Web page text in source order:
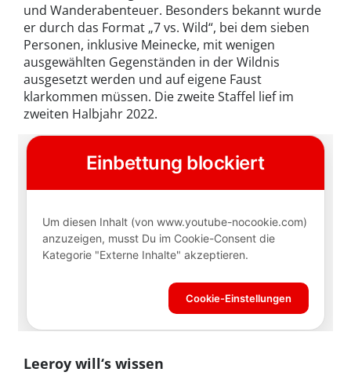
und Wanderabenteuer. Besonders bekannt wurde
er durch das Format „7 vs. Wild“, bei dem sieben
Personen, inklusive Meinecke, mit wenigen
ausgewählten Gegenständen in der Wildnis
ausgesetzt werden und auf eigene Faust
klarkommen müssen. Die zweite Staffel lief im
zweiten Halbjahr 2022.
Leeroy will‘s wissen